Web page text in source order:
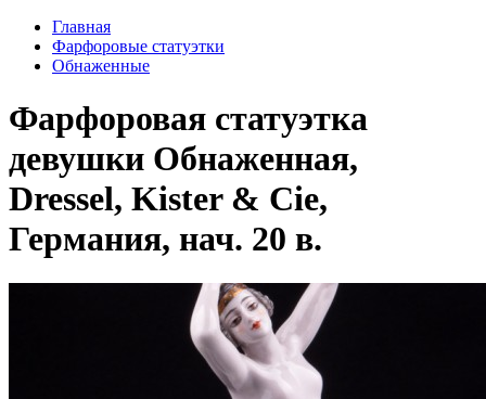
Главная
Фарфоровые статуэтки
Обнаженные
Фарфоровая статуэтка
девушки Обнаженная,
Dressel, Kister & Cie,
Германия, нач. 20 в.